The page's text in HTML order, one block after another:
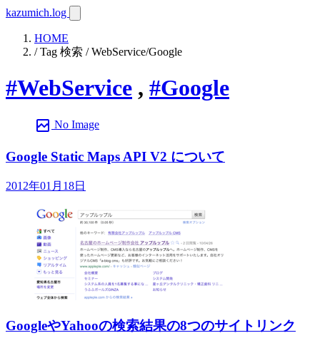
kazumich.log
HOME
/ Tag 検索 / WebService/Google
#WebService , #Google
broken_image No Image
Google Static Maps API V2 について
2012年01月18日
GoogleやYahooの検索結果の8つのサイトリンク